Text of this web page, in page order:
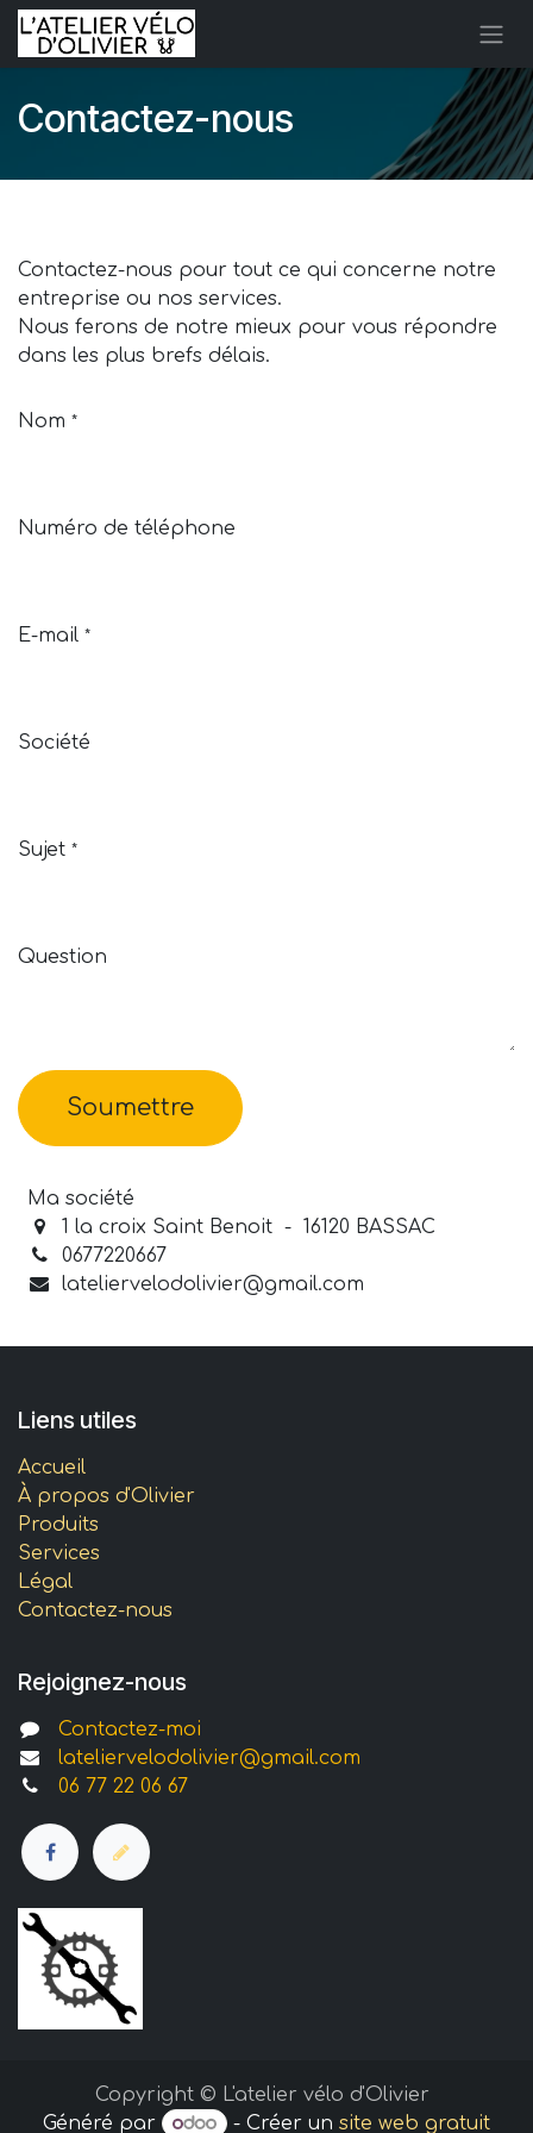
Se rendre au contenu
Contactez-nous
Contactez-nous pour tout ce qui concerne notre
entreprise ou nos services.
Nous ferons de notre mieux pour vous répondre
dans les plus brefs délais.
Nom *
Numéro de téléphone
E-mail *
Société
Sujet *
Question
Soumettre
Ma société
1 la croix Saint Benoit - 16120 BASSAC
0677220667
lateliervelodolivier@gmail.com
Liens utiles
Accueil
À propos d'Olivier
Produits
Services
Légal
Contactez-nous
Rejoignez-nous
Contactez-moi
lateliervelodolivier@gmail.com
06 77 22 06 67
Copyright © L'atelier vélo d'Olivier
Généré par
- Créer un site web gratuit